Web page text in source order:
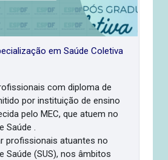
em Saúde Coletiva
com diploma de
por instituição de ensino
pelo MEC, que atuem no
Saúde .
profissionais atuantes no
Saúde (SUS), nos âmbitos